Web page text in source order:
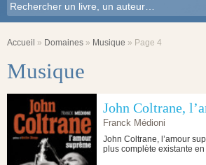
Accueil » Domaines » Musique » Page 4
Musique
John Coltrane,
Franck Médioni
John Coltrane, l’amour
plus complète existante en